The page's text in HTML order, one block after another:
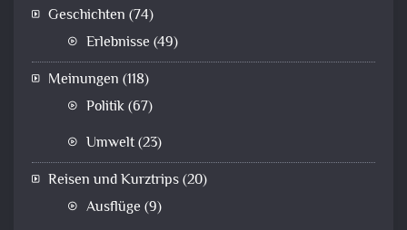
Geschichten (74)
Erlebnisse (49)
Meinungen (118)
Politik(67)
Umwelt(23)
Reisen und Kurztrips(20)
Ausflüge (9)